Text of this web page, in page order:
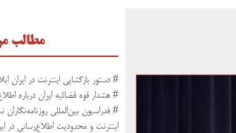
مطالب
# دستور بازگشایی اینترنت در ایران
# هشدار قوه قضائیه ایران درباره
# فدراسیون بین‌المللی
اینترنت و محدودیت اطلاع‌رسانی در